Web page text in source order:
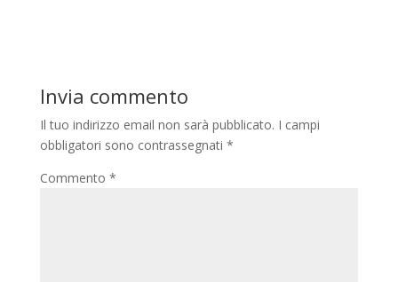
Invia commento
Il tuo indirizzo email non sarà pubblicato. I campi
obbligatori sono contrassegnati *
Commento *